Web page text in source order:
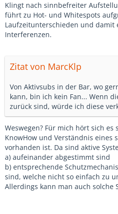
Klingt nach sinnbefreiter
führt zu Hot- und Whitespots
Laufzeitunterschieden und damit
Interferenzen.
Zitat von MarcKlp
Von Aktivsubs in der Bar, wo
kann, bin ich kein Fan... Wenn
zurück sind, würde ich diese
Weswegen? Für mich hört sich es
KnowHow und Verständnis eines
vorhanden ist. Da sind aktive
a) aufeinander abgestimmt sind
b) entsprechende
sind, welche nicht so einfach zu
Allerdings kann man auch solche